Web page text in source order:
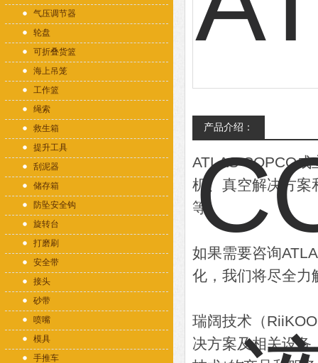
气压调节器
轮盘
可折叠货篮
海上吊笼
工作篮
绳索
救生箱
提升工具
刮泥器
储存箱
防坠安全钩
旋转台
打磨刷
安全带
接头
砂带
喷嘴
模具
手推车
产品介绍：
ATLAS COPCO
机、真空解决方案
等。
如果需要咨询
化，我们将尽全力
瑞阔技术（
决方案及相关设备